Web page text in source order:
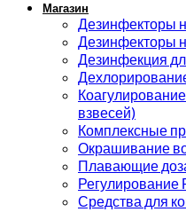
Магазин
Дезинфекторы
Дезинфекторы
Дезинфекция
взвесей)
Комплексные
Окрашивание
Плавающие
Регулирование
Средства для